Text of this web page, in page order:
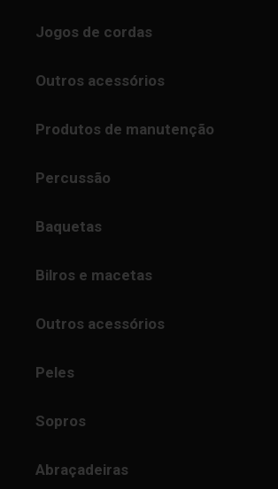
Jogos de cordas
Outros acessórios
Produtos de manutenção
Percussão
Baquetas
Bilros e macetas
Outros acessórios
Peles
Sopros
Abraçadeiras